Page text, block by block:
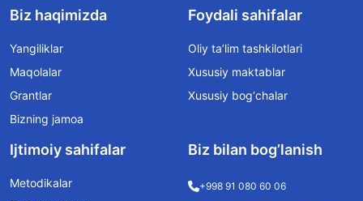
Biz haqimizda
Yangiliklar
Maqolalar
Grantlar
Bizning jamoa
Foydali sahifalar
Oliy ta’lim tashkilotlari
Xususiy maktablar
Xususiy bog‘chalar
Ijtimoiy sahifalar
Metodikalar
Biz bilan bog’lanish
+998 91 080 60 06